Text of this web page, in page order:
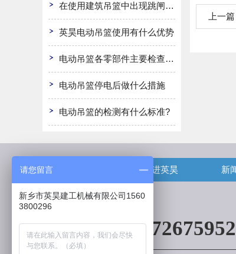
在使用建筑吊篮中出现跳闸怎么办
英昊电动吊篮使用有什么优势
电动吊篮各零部件主要检查哪些?
电动吊篮停电后做什么措施
电动吊篮的检测有什么标准?
上一篇
走进英昊 新
13072675952
请您留言
新乡市英昊建工机械有限公司1560
3800296